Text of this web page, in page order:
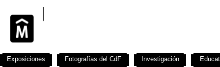
Exposiciones Fotografías del CdF Investigación